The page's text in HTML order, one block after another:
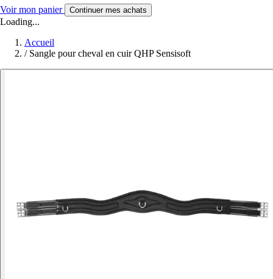
Voir mon panier Continuer mes achats
Loading...
Accueil
/ Sangle pour cheval en cuir QHP Sensisoft